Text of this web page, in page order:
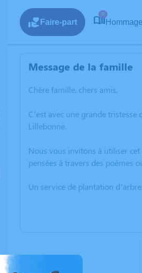
Faire-part
20
Message de la famille
Chère famille, chers amis,
C’est avec une grande
Lillebonne.
Nous vous invitons à utiliser
pensées à travers des poèmes
Un service de plantation